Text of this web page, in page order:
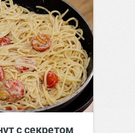
с секретом